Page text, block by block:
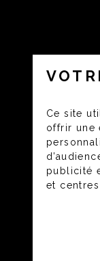
Ce site
offrir une
publicité
et centres